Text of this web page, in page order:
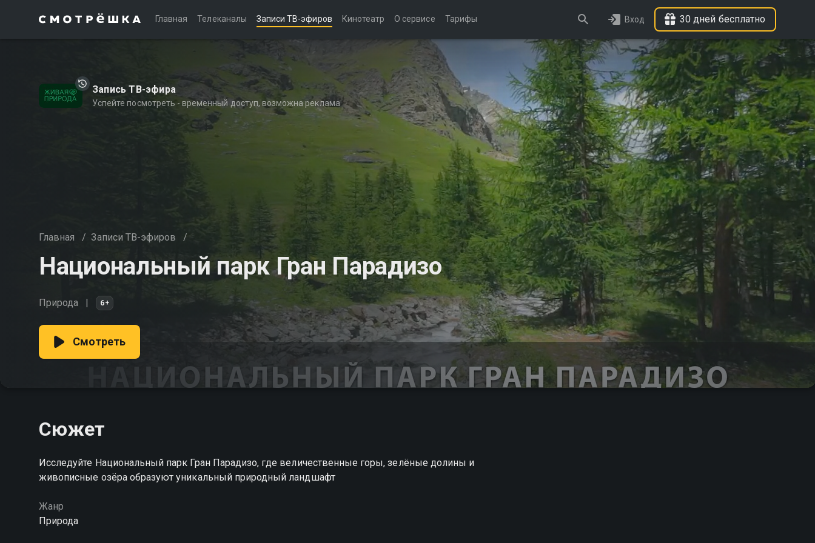
Главная Телеканалы Записи ТВ-эфиров Кинотеатр О сервисе Тарифы Вход 30 дней бесплатно
Запись ТВ-эфира
Успейте посмотреть - временный доступ, возможна реклама
Главная / Записи ТВ-эфиров /
Национальный парк Гран Парадизо
Природа 6+
Смотреть
Сюжет
Исследуйте Национальный парк Гран Парадизо, где величественные горы, зелёные долины и
живописные озёра образуют уникальный природный ландшафт
Жанр
Природа